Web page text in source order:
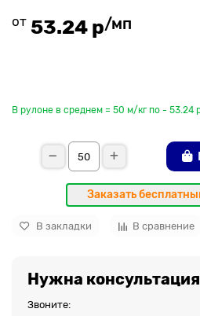
от 53.24 р/мп
В рулоне в среднем = 50 м/кг по - 53.24
Заказать
В закладки В сравнение
Нужна
Звоните: